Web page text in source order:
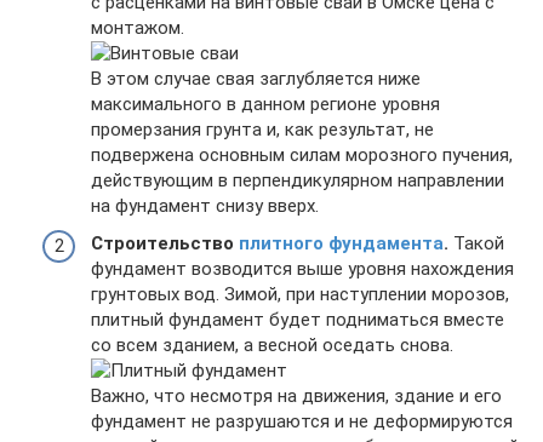
монтажом.
В этом случае свая заглубляется ниже
максимального в данном регионе уровня
промерзания грунта и, как результат, не
подвержена основным силам морозного пучения,
действующим в перпендикулярном направлении
на фундамент снизу вверх.
Строительство плитного фундамента. Такой
фундамент возводится выше уровня нахождения
грунтовых вод. Зимой, при наступлении морозов,
плитный фундамент будет подниматься вместе
со всем зданием, а весной оседать снова.
Важно, что несмотря на движения, здание и его
фундамент не разрушаются и не деформируются